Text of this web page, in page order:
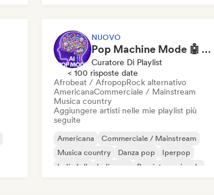
NUOVO
Pop Machine Mode 🤖 AI Music, Indie Pop & Dream Pop
Curatore Di Playlist
< 100 risposte date
Afrobeat / AfropopRock alternativo
AmericanaCommerciale / Mainstream
Musica country
Aggiungere artisti nelle mie playlist più
seguite
Americana
Commerciale / Mainstream
Musica country
Danza pop
Iperpop
Indie folk
Indie pop Pop internazionale